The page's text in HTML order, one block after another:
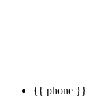
{{ phone }}